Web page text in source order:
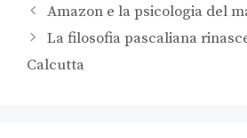
Amazon e la psicologia del
La filosofia pascaliana
Calcutta